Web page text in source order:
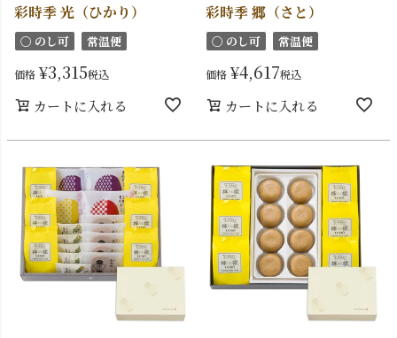
彩時季 光（ひかり）
〇 のし可 常温便
価格 ¥3,315税込
カートに入れる
彩時季 郷（さと）
〇 のし可 常温便
価格 ¥4,617税込
カートに入れる